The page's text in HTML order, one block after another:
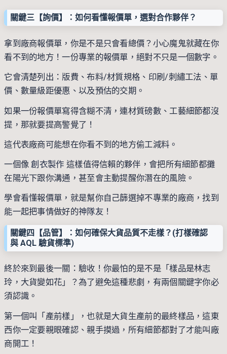
關鍵三【詢價】：如何看懂報價單，選對合作夥伴？
拿到廠商報價單，你是不是只會看總價？小心魔鬼就藏在你
看不到的地方！一份專業的報價單，絕對不只是一個數字。
它會清楚列出：版費、布料/材質規格、印刷/刺繡工法、單
價、數量級距優惠、以及預估的交期。
如果一份報價單寫得含糊不清，連材質磅數、工藝細節都沒
提，那就要提高警覺了！
這代表廠商可能想在你看不到的地方偷工減料。
一個像創衣製作 這樣值得信賴的夥伴，會把所有細節都攤
在陽光下跟你溝通，甚至會主動提醒你潛在的風險。
學會看懂報價單，就是幫你自己篩選掉不專業的廠商，找到
能一起把事情做好的神隊友！
關鍵四【品管】：如何確保大貨品質不走樣？(打樣確認
與 AQL 驗貨標準)
終於來到最後一關：驗收！你最怕的是不是「樣品是林志
玲，大貨變如花」？為了避免這種悲劇，有兩個關鍵字你必
須認識。
第一個叫「產前樣」，也就是大貨生產前的最終樣品，這東
西你一定要親眼確認、親手摸過，所有細節都對了才能叫廠
商開工！